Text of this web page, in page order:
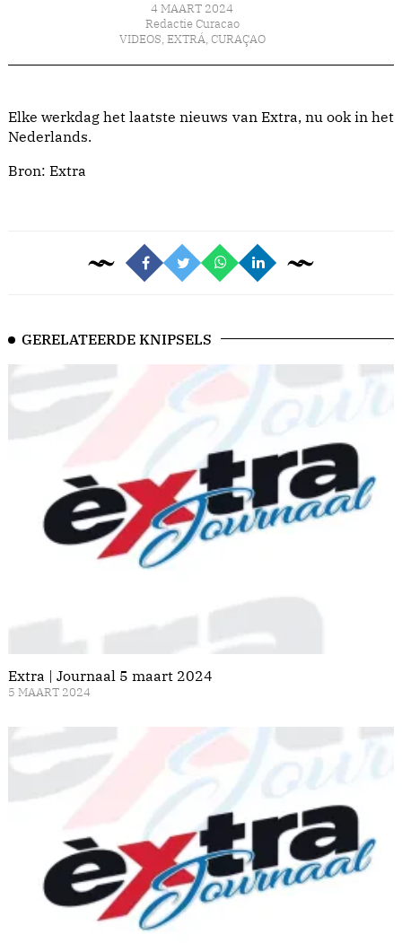
4 MAART 2024
Redactie Curacao
VIDEOS, EXTRÁ, CURAÇAO
Elke werkdag het laatste nieuws van Extra, nu ook in het
Nederlands.
Bron: Extra
GERELATEERDE KNIPSELS
Extra | Journaal 5 maart 2024
5 MAART 2024